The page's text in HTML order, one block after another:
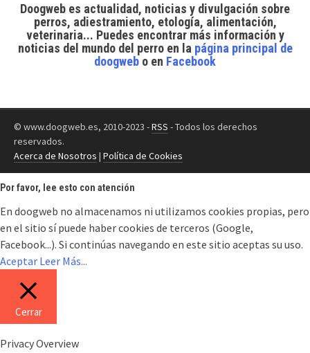
Doogweb es actualidad, noticias y divulgación sobre
perros, adiestramiento, etología, alimentación,
veterinaria... Puedes encontrar más información y
noticias del mundo del perroen la página principal de
doogweb o en Facebook
© www.doogweb.es, 2010-2023 -RSS - Todos los derechos
reservados.
Acerca de Nosotros | Política de Cookies
Por favor, lee esto con atención
En doogweb no almacenamos ni utilizamos cookies propias, pero
en el sitio sí puede haber cookies de terceros (Google,
Facebook...). Si continúas navegando en este sitio aceptas su uso.
Aceptar Leer Más...
Cerrar
Privacy Overview